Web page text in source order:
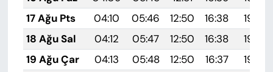
17 Ağu Pts
04:10 05:46 12:50 16:38
19:45
18 Ağu Sal
04:12 05:47 12:50 16:38
19:43
19 Ağu Çar
04:13 05:48 12:50 16:37
19:42